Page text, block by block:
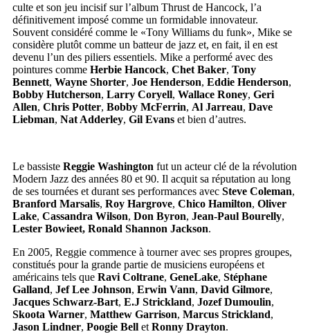
culte et son jeu incisif sur l’album Thrust de Hancock, l’a
définitivement imposé comme un formidable innovateur.
Souvent considéré comme le «Tony Williams du funk», Mike se
considère plutôt comme un batteur de jazz et, en fait, il en est
devenu l’un des piliers essentiels. Mike a performé avec des
pointures comme Herbie Hancock, Chet Baker, Tony
Bennett, Wayne Shorter, Joe Henderson, Eddie Henderson,
Bobby Hutcherson, Larry Coryell, Wallace Roney, Geri
Allen, Chris Potter, Bobby McFerrin, Al Jarreau, Dave
Liebman, Nat Adderley, Gil Evans et bien d’autres.
Le bassiste Reggie Washington fut un acteur clé de la révolution
Modern Jazz des années 80 et 90. Il acquit sa réputation au long
de ses tournées et durant ses performances avec Steve Coleman,
Branford Marsalis, Roy Hargrove, Chico Hamilton, Oliver
Lake, Cassandra Wilson, Don Byron, Jean-Paul Bourelly,
Lester Bowieet, Ronald Shannon Jackson.
En 2005, Reggie commence à tourner avec ses propres groupes,
constitués pour la grande partie de musiciens européens et
américains tels que Ravi Coltrane, GeneLake, Stéphane
Galland, Jef Lee Johnson, Erwin Vann, David Gilmore,
Jacques Schwarz-Bart, E.J Strickland, Jozef Dumoulin,
Skoota Warner, Matthew Garrison, Marcus Strickland,
Jason Lindner, Poogie Bell et Ronny Drayton.